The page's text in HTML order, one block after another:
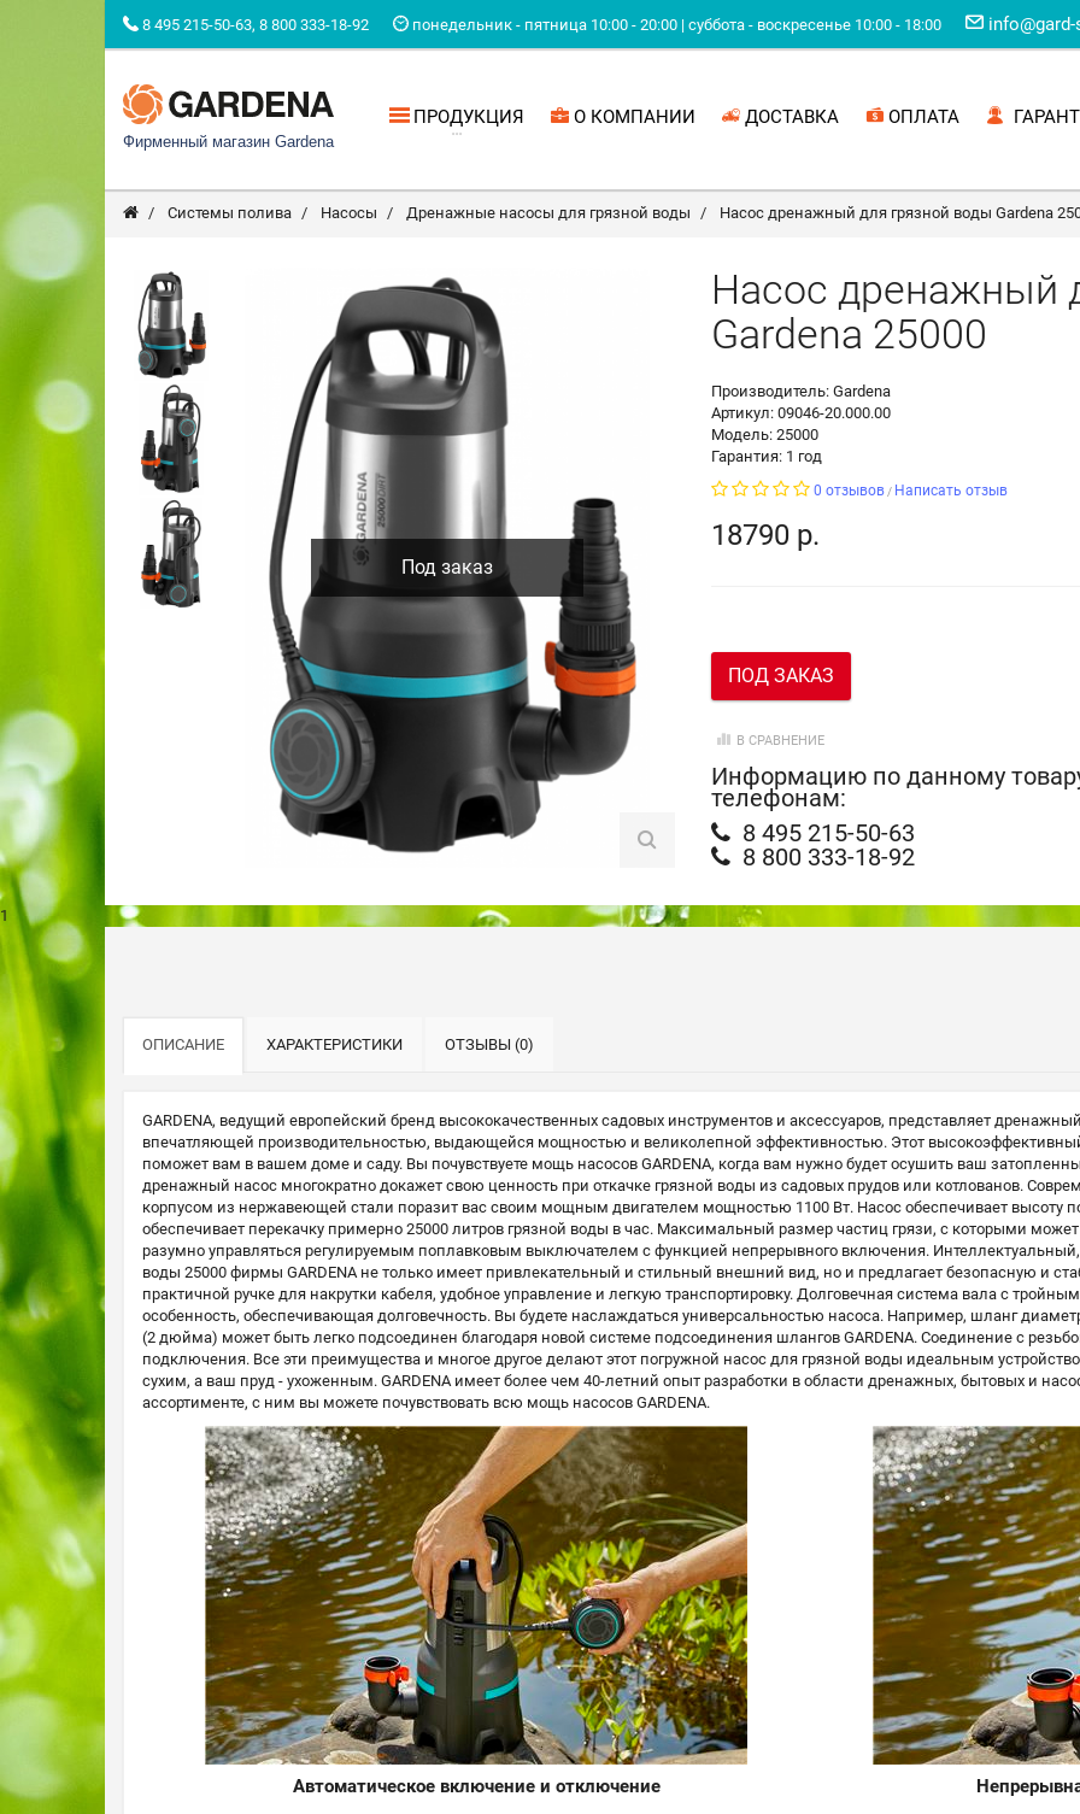
8 495 215-50-63, 8 800 333-18-92 понедельник - пятница 10:00 - 20:00 | суббота - воскресенье 10:00 - 18:00
Фирменный магазин Gardena
ПРОДУКЦИЯ О КОМПАНИИ ДОСТАВКА ОПЛАТА
Системы полива Насосы Дренажные насосы для грязной воды Насос дренажный для грязной воды Gardena
Под заказ
Насос дренажный
Gardena 25000
Производитель: Gardena
Артикул: 09046-20.000.00
Модель: 25000
Гарантия: 1 год
0 отзывов/ Написать отзыв
18790 р.
ПОД ЗАКАЗ
В СРАВНЕНИЕ
Информацию по данному
телефонам:
8 495 215-50-63
8 800 333-18-92
1
ОПИСАНИЕ ХАРАКТЕРИСТИКИ ОТЗЫВЫ (0)
GARDENA, ведущий европейский бренд высококачественных садовых инструментов и аксессуаров, представляет
впечатляющей производительностью, выдающейся мощностью и великолепной эффективностью. Этот
поможет вам в вашем доме и саду. Вы почувствуете мощь насосов GARDENA, когда вам нужно будет осушить ваш
дренажный насос многократно докажет свою ценность при откачке грязной воды из садовых прудов или котлованов.
корпусом из нержавеющей стали поразит вас своим мощным двигателем мощностью 1100 Вт. Насос обеспечивает высоту
обеспечивает перекачку примерно 25000 литров грязной воды в час. Максимальный размер частиц грязи, с которыми
разумно управляться регулируемым поплавковым выключателем с функцией непрерывного включения.
воды 25000 фирмы GARDENA не только имеет привлекательный и стильный внешний вид, но и предлагает безопасную и
практичной ручке для накрутки кабеля, удобное управление и легкую транспортировку. Долговечная система вала с
особенность, обеспечивающая долговечность. Вы будете наслаждаться универсальностью насоса. Например, шланг
(2 дюйма) может быть легко подсоединен благодаря новой системе подсоединения шлангов GARDENA. Соединение с
подключения. Все эти преимущества и многое другое делают этот погружной насос для грязной воды идеальным
сухим, а ваш пруд - ухоженным. GARDENA имеет более чем 40-летний опыт разработки в области дренажных, бытовых и
ассортименте, с ним вы можете почувствовать всю мощь насосов GARDENA.
Автоматическое включение и отключение